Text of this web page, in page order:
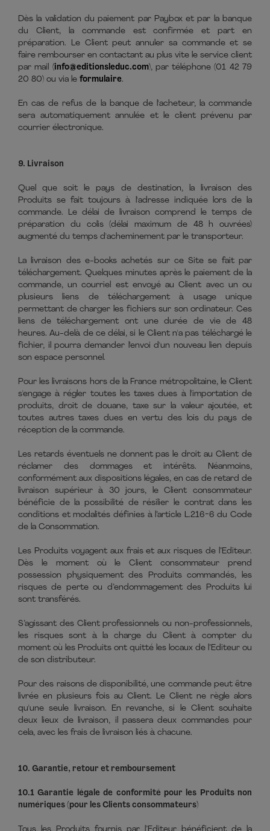
Dès la validation du paiement par Paybox et par la banque
du Client, la commande est confirmée et part en
préparation. Le Client peut annuler sa commande et se
faire rembourser en contactant au plus vite le service client
par mail (info@editionsleduc.com), par téléphone (01 42 79
20 80) ou via le formulaire.
En cas de refus de la banque de l'acheteur, la commande
sera automatiquement annulée et le client prévenu par
courrier électronique.
9. Livraison
Quel que soit le pays de destination, la livraison des
Produits se fait toujours à l'adresse indiquée lors de la
commande. Le délai de livraison comprend le temps de
préparation du colis (délai maximum de 48 h ouvrées)
augmenté du temps d'acheminement par le transporteur.
La livraison des e-books achetés sur ce Site se fait par
téléchargement. Quelques minutes après le paiement de la
commande, un courriel est envoyé au Client avec un ou
plusieurs liens de téléchargement à usage unique
permettant de charger les fichiers sur son ordinateur. Ces
liens de téléchargement ont une durée de vie de 48
heures. Au-delà de ce délai, si le Client n'a pas téléchargé le
fichier, il pourra demander l'envoi d'un nouveau lien depuis
son espace personnel.
Pour les livraisons hors de la France métropolitaine, le Client
s'engage à régler toutes les taxes dues à l'importation de
produits, droit de douane, taxe sur la valeur ajoutée, et
toutes autres taxes dues en vertu des lois du pays de
réception de la commande.
Les retards éventuels ne donnent pas le droit au Client de
réclamer des dommages et intérêts. Néanmoins,
conformément aux dispositions légales, en cas de retard de
livraison supérieur à 30 jours, le Client consommateur
bénéficie de la possibilité de résilier le contrat dans les
conditions et modalités définies à l’article L.216-6 du Code
de la Consommation.
Les Produits voyagent aux frais et aux risques de l’Editeur.
Dès le moment où le Client consommateur prend
possession physiquement des Produits commandés, les
risques de perte ou d’endommagement des Produits lui
sont transférés.
S’agissant des Client professionnels ou non-professionnels,
les risques sont à la charge du Client à compter du
moment où les Produits ont quitté les locaux de l’Editeur ou
de son distributeur.
Pour des raisons de disponibilité, une commande peut être
livrée en plusieurs fois au Client. Le Client ne règle alors
qu'une seule livraison. En revanche, si le Client souhaite
deux lieux de livraison, il passera deux commandes pour
cela, avec les frais de livraison liés à chacune.
10. Garantie, retour et remboursement
10.1 Garantie légale de conformité pour les Produits non
numériques (pour les Clients consommateurs)